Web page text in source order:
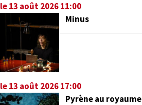
le 13 août 2026 11:00
Minus
le 13 août 2026 17:00
Pyrène au royaume